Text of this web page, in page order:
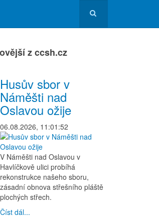
z ccsh.cz
Husův sbor v
Náměšti nad
Oslavou ožije
06.08.2026, 11:01:52
V Náměšti nad Oslavou v
Havlíčkově ulici probíhá
rekonstrukce našeho sboru,
zásadní obnova střešního pláště
plochých střech.
Číst dál...